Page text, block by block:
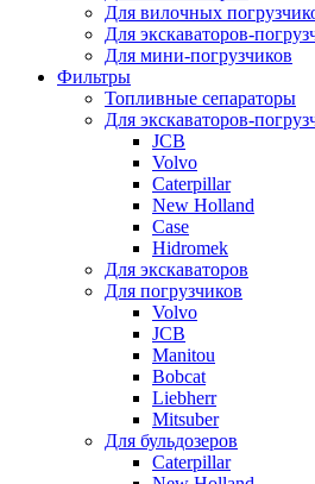
Для вилочных
Для экскаваторов-
Для мини-погрузчиков
Фильтры
Топливные сепараторы
Для экскаваторов-
JCB
Volvo
Caterpillar
New Holland
Case
Hidromek
Для экскаваторов
Для погрузчиков
Volvo
JCB
Manitou
Bobcat
Liebherr
Mitsuber
Для бульдозеров
Caterpillar